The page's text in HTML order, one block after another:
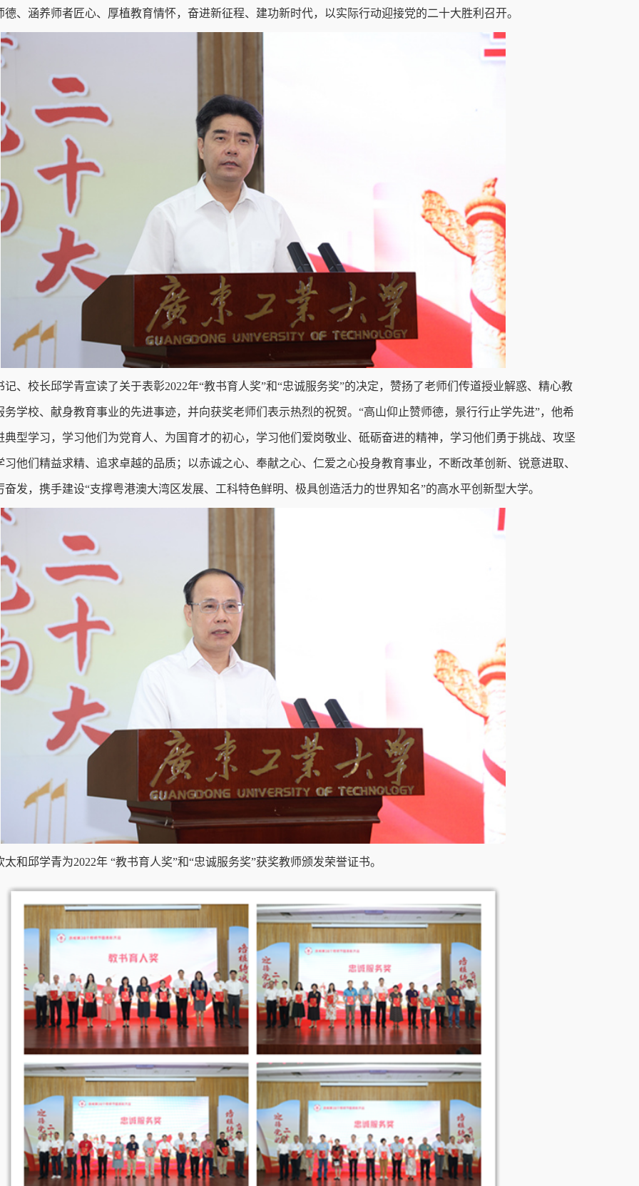
德、涵养师者匠心、厚植教育情怀，奋进新征程、建功新时代，以实际行动迎接党的二十大胜利召开。
记、校长邱学青宣读了关于表彰2022年“教书育人奖”和“忠诚服务奖”的决定，赞扬了老师们传道授业解惑、精心教
务学校、献身教育事业的先进事迹，并向获奖老师们表示热烈的祝贺。“高山仰止赞师德，景行行止学先进”，他希
典型学习，学习他们为党育人、为国育才的初心，学习他们爱岗敬业、砥砺奋进的精神，学习他们勇于挑战、攻坚
习他们精益求精、追求卓越的品质；以赤诚之心、奉献之心、仁爱之心投身教育事业，不断改革创新、锐意进取、
奋发，携手建设“支撑粤港澳大湾区发展、工科特色鲜明、极具创造活力的世界知名”的高水平创新型大学。
太和邱学青为2022年 “教书育人奖”和“忠诚服务奖”获奖教师颁发荣誉证书。